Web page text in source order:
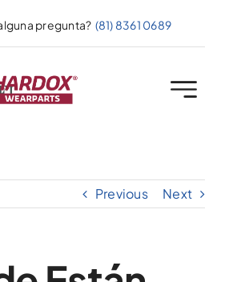
pregunta? (81) 8361 0689
Previous Next